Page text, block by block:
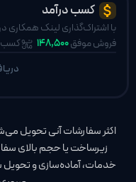
کسب درآمد
با اشتراک‌گذاری لینک همکاری
فروش موفق148,500
کسب
اکثر سفارشات آنی تحویل
زیرساخت یا حجم بالای
خدمات، آماده‌سازی و تحویل